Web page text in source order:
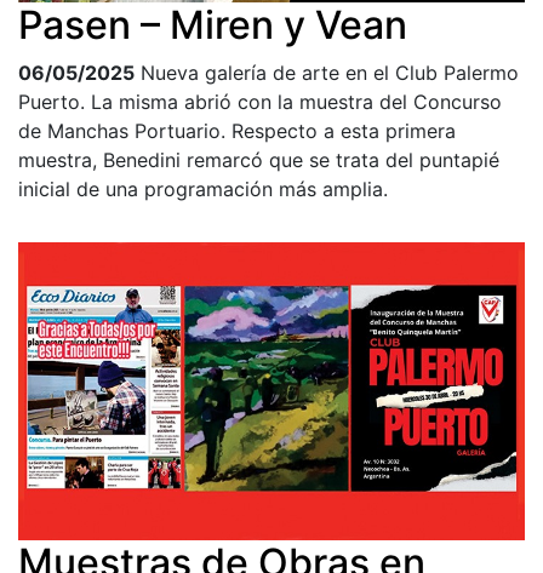
Pasen – Miren y Vean
06/05/2025 Nueva galería de arte en el Club Palermo
Puerto. La misma abrió con la muestra del Concurso
de Manchas Portuario. Respecto a esta primera
muestra, Benedini remarcó que se trata del puntapié
inicial de una programación más amplia.
Muestras de Obras en